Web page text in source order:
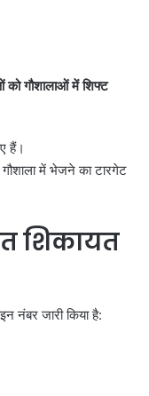
गौशालाओं में शिफ्ट
हैं।
में भेजने का टारगेट
शिकायत
नंबर जारी किया है: